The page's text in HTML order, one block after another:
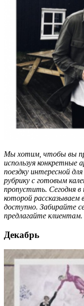
Мы хотим, чтобы вы
используя конкретные
поездку интересной
рубрику с готовым
пропустить. Сегодня
которой
доступно. Забирайте
предлагайте клиентам.
Декабрь